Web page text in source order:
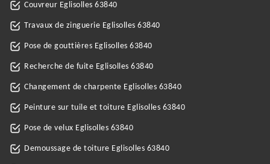
Couvreur Eglisolles 63840
Travaux de zinguerie Eglisolles 63840
Pose de gouttières Eglisolles 63840
Recherche de fuite Eglisolles 63840
Changement de charpente Eglisolles 63840
Peinture sur tuile et toiture Eglisolles 63840
Pose de velux Eglisolles 63840
Demoussage de toiture Eglisolles 63840